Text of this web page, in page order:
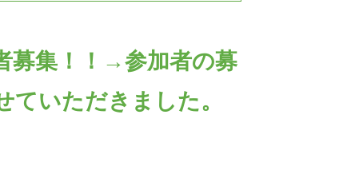
募集！！→参加者の募
いただきました。